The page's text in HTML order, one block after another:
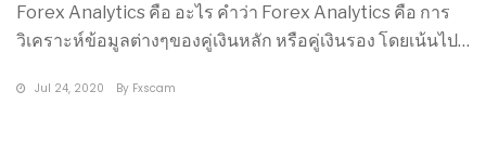
Forex Analytics คือ อะไร คำว่า Forex Analytics คือ การ
วิเคราะห์ข้อมูลต่างๆของคู่เงินหลัก หรือคู่เงินรอง โดยเน้นไปที่
Jul 24, 2020 By Fxscam